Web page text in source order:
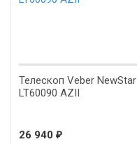
Телескоп Veber NewStar
LT60090 AZII
26 940 ₽